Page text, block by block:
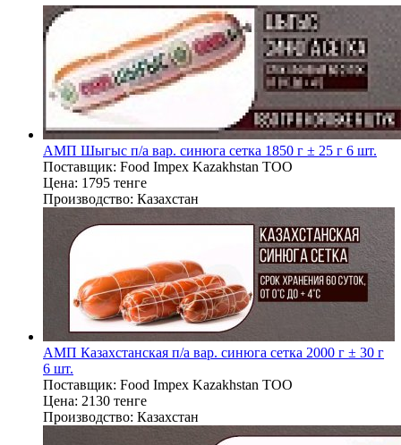
АМП Шыгыс п/а вар. синюга сетка 1850 г ± 25 г 6 шт.
Поставщик: Food Impex Kazakhstan TOO
Цена: 1795 тенге
Производство: Казахстан
АМП Казахстанская п/а вар. синюга сетка 2000 г ± 30 г
6 шт.
Поставщик: Food Impex Kazakhstan TOO
Цена: 2130 тенге
Производство: Казахстан